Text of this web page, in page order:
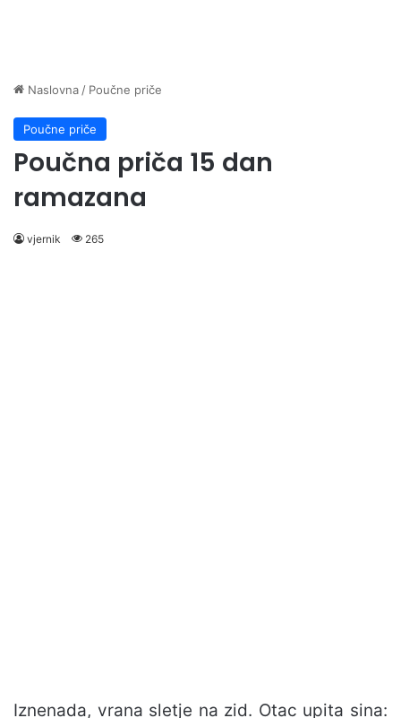
Naslovna / Poučne priče
Poučne priče
Poučna priča 15 dan
ramazana
vjernik 265
Iznenada, vrana sletje na zid. Otac upita sina: